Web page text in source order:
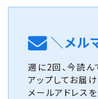
＼メル
週に2回、今読ん
アップしてお届
メールアドレス